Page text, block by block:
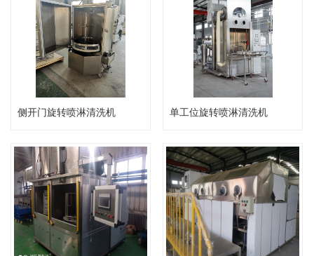
侧开门旋转喷淋清洗机 单工位旋转喷淋清洗机